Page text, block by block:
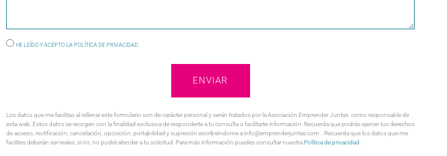
HE LEÍDO Y ACEPTO LA POLÍTICA DE PRIVACIDAD
ENVIAR
Los datos que me facilitas al rellenar este formulario son de carácter personal y serán tratados por la Asociación Emprender Juntas como responsable de
esta web. Estos datos se recogen con la finalidad exclusiva de responderte a tu consulta o facilitarte información. Recuerda que podrás ejercer tus derechos
de acceso, rectificación, cancelación, oposición, portabilidad y supresión escribiéndome a info@emprenderjuntas.com . Recuerda que los datos que me
facilites deberán ser reales, si no, no podré atender a tu solicitud. Para más información puedes consultar nuestra Política de privacidad